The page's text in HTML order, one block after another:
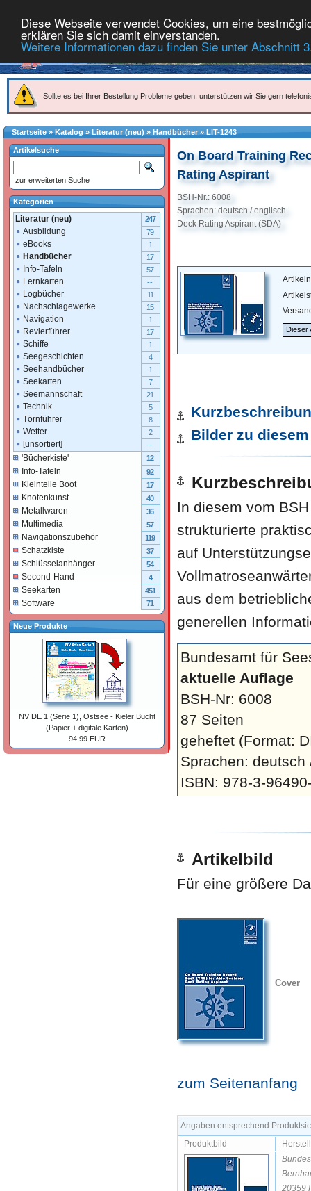
Diese Webseite verwendet Cookies, um eine
erklären Sie sich damit einverstanden.
Weitere Informationen dazu finden Sie unter Abschnitt
Sollte es bei Ihrer Bestellung Probleme geben, unterstützen wir Sie gern
Startseite»Katalog » Literatur (neu) » Handbücher » LIT-1243
On Board Training
Rating Aspirant
BSH-Nr.: 6008
Sprachen: deutsch / englisch
Deck Rating Aspirant (SDA)
Dieser
Bilder zu
In diesem vom
strukturierte
auf
aus dem
generellen
Bundesamt für
aktuelle Auflage
BSH-Nr: 6008
87 Seiten
geheftet (Format:
Sprachen:
ISBN: 978-3-
Artikelbild
Für eine größere
Cover
zum Seitenanfang
Angaben entsprechend
Produktbild
20359
Artikelsuche
zur erweiterten Suche
Kategorien
Literatur (neu) 247
Ausbildung 79
eBooks 1
Handbücher 17
Info-Tafeln 57
Lernkarten --
Logbücher 11
Nachschlagewerke 15
Navigation 1
Revierführer 17
Schiffe 1
Seegeschichten 4
Seehandbücher 1
Seekarten 7
Seemannschaft 21
Technik 5
Törnführer 8
Wetter 2
[unsortiert] --
'Bücherkiste' 12
Info-Tafeln 92
Kleinteile Boot 17
Knotenkunst 40
Metallwaren 36
Multimedia 57
Navigationszubehör 119
Schatzkiste 37
Schlüsselanhänger 54
Second-Hand 4
Seekarten 451
Software 71
Neue Produkte
NV DE 1 (Serie 1), Ostsee - Kieler Bucht
(Papier + digitale Karten)
94,99 EUR